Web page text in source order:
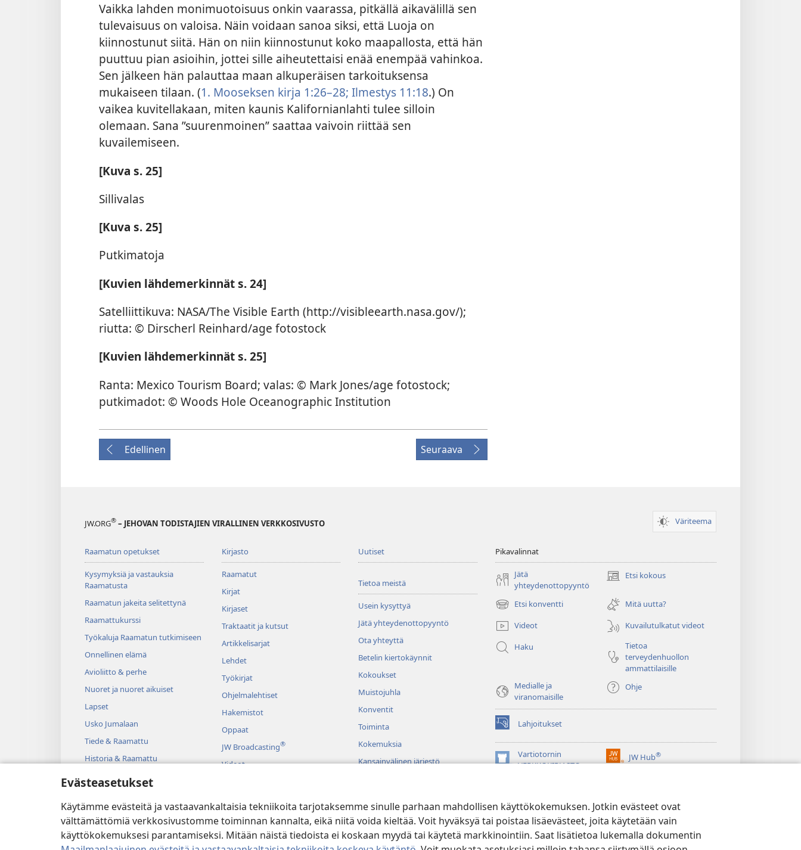
Evästeasetukset
Käytämme evästeitä ja vastaavankaltaisia tekniikoita tarjotaksemme sinulle parhaan mahdollisen käyttökokemuksen. Jotkin evästeet ovat
välttämättömiä verkkosivustomme toiminnan kannalta, eikä niitä voida kieltää. Voit hyväksyä tai poistaa lisäevästeet, joita käytetään vain
käyttökokemuksesi parantamiseksi. Mitään näistä tiedoista ei koskaan myydä tai käytetä markkinointiin. Saat lisätietoa lukemalla dokumentin
Vaikka lahden monimuotoisuus onkin vaarassa, pitkällä aikavälillä sen
tulevaisuus on valoisa. Näin voidaan sanoa siksi, että Luoja on
kiinnostunut siitä. Hän on niin kiinnostunut koko maapallosta, että hän
puuttuu pian asioihin, jottei sille aiheutettaisi enää enempää vahinkoa.
Sen jälkeen hän palauttaa maan alkuperäisen tarkoituksensa
mukaiseen tilaan. (1. Mooseksen kirja 1:26–28; Ilmestys 11:18.) On
vaikea kuvitellakaan, miten kaunis Kalifornianlahti tulee silloin
olemaan. Sana ”suurenmoinen” saattaa vaivoin riittää sen
kuvailemiseen.
[Kuva s. 25]
Sillivalas
[Kuva s. 25]
Putkimatoja
[Kuvien lähdemerkinnät s. 24]
Satelliittikuva: NASA/The Visible Earth (http://visibleearth.nasa.gov/);
riutta: © Dirscherl Reinhard/age fotostock
[Kuvien lähdemerkinnät s. 25]
Ranta: Mexico Tourism Board; valas: © Mark Jones/age fotostock;
putkimadot: © Woods Hole Oceanographic Institution
Edellinen Seuraava
JW.ORG® – JEHOVAN TODISTAJIEN VIRALLINEN VERKKOSIVUSTO Väriteema
Raamatun opetukset
Kysymyksiä ja vastauksia
Raamatusta
Raamatun jakeita selitettynä
Raamattukurssi
Työkaluja Raamatun tutkimiseen
Onnellinen elämä
Avioliitto & perhe
Nuoret ja nuoret aikuiset
Lapset
Usko Jumalaan
Tiede & Raamattu
Historia & Raamattu
Kirjasto
Raamatut
Kirjat
Kirjaset
Traktaatit ja kutsut
Artikkelisarjat
Lehdet
Työkirjat
Ohjelmalehtiset
Hakemistot
Oppaat
JW Broadcasting®
Videot
Dramatisoitu raamatunluku
Uutiset
Tietoa meistä
Usein kysyttyä
Jätä yhteydenottopyyntö
Ota yhteyttä
Betelin kiertokäynnit
Kokoukset
Muistojuhla
Konventit
Toiminta
Kokemuksia
Kansainvälinen järjestö
Pikavalinnat
Jätä
yhteydenottopyyntö
Etsi kokous
(avaa
ikkunan)
Etsi konventti
(avaa
uuden
ikkunan)
Mitä uutta?
Videot
Kuvailutulkatut videot
Haku
Tietoa
terveydenhuollon
ammattilaisille
Medialle ja
viranomaisille
Ohje
Lahjoitukset
(avaa
uuden
ikkunan)Vartiotornin
VERKKOKIRJASTO
(avaa
JW Hub®
(avaa